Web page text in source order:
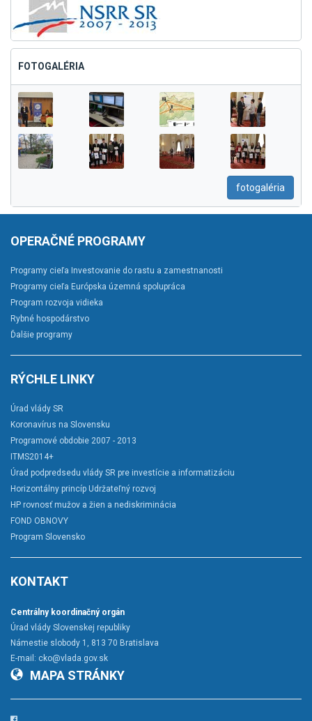
FOTOGALÉRIA
fotogaléria
OPERAČNÉ PROGRAMY
Programy cieľa Investovanie do rastu a zamestnanosti
Programy cieľa Európska územná spolupráca
Program rozvoja vidieka
Rybné hospodárstvo
Ďalšie programy
RÝCHLE LINKY
Úrad vlády SR
Koronavírus na Slovensku
Programové obdobie 2007 - 2013
ITMS2014+
Úrad podpredsedu vlády SR pre investície a informatizáciu
Horizontálny princíp Udržateľný rozvoj
HP rovnosť mužov a žien a nediskriminácia
FOND OBNOVY
Program Slovensko
KONTAKT
Centrálny koordinačný orgán
Úrad vlády Slovenskej republiky
Námestie slobody 1, 813 70 Bratislava
E-mail: cko@vlada.gov.sk
MAPA STRÁNKY